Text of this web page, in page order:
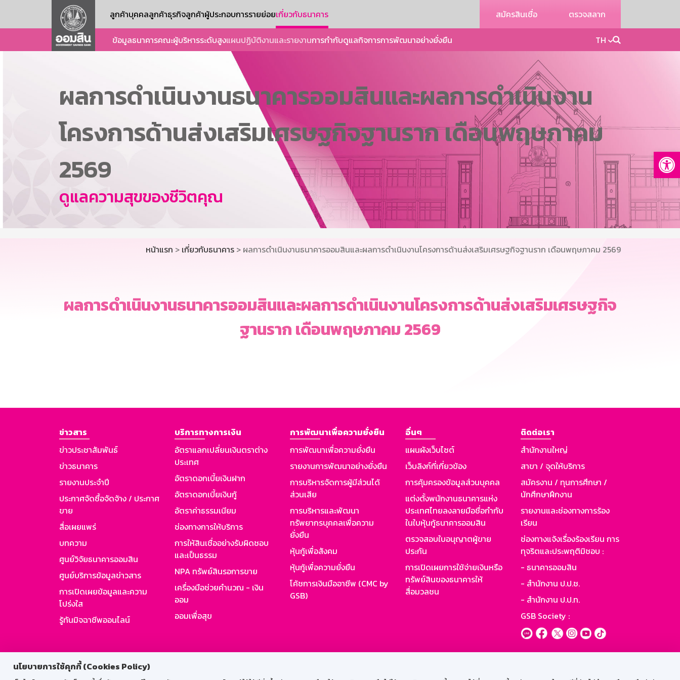
นโยบายการใช้คุกกี้ (Cookies Policy)
ลูกค้าบุคคลลูกค้าธุรกิจลูกค้าผู้ประกอบการรายย่อยเกี่ยวกับธนาคาร สมัครสินเชื่อ ตรวจสลาก
ข้อมูลธนาคารคณะผู้บริหารระดับสูงแผนปฏิบัติงานและรายงานการกำกับดูแลกิจการการพัฒนาอย่างยั่งยืน TH
ผลการดำเนินงานธนาคารออมสินและผลการดำเนินงาน
โครงการด้านส่งเสริมเศรษฐกิจฐานราก เดือนพฤษภาคม
2569
ดูแลความสุขของชีวิตคุณ
หน้าแรก > เกี่ยวกับธนาคาร > ผลการดำเนินงานธนาคารออมสินและผลการดำเนินงานโครงการด้านส่งเสริมเศรษฐกิจฐานราก เดือนพฤษภาคม 2569
ผลการดำเนินงานธนาคารออมสินและผลการดำเนินงานโครงการด้านส่งเสริมเศรษฐกิจ
ฐานราก เดือนพฤษภาคม 2569
ข่าวสาร
ข่าวประชาสัมพันธ์
ข่าวธนาคาร
รายงานประจำปี
ประกาศจัดซื้อจัดจ้าง / ประกาศ
ขาย
สื่อเผยแพร่
บทความ
ศูนย์วิจัยธนาคารออมสิน
ศูนย์บริการข้อมูลข่าวสาร
การเปิดเผยข้อมูลและความ
โปร่งใส
รู้ทันมิจฉาชีพออนไลน์
บริการทางการเงิน
อัตราแลกเปลี่ยนเงินตราต่าง
ประเทศ
อัตราดอกเบี้ยเงินฝาก
อัตราดอกเบี้ยเงินกู้
อัตราค่าธรรมเนียม
ช่องทางการให้บริการ
การให้สินเชื่ออย่างรับผิดชอบ
และเป็นธรรม
NPA ทรัพย์สินรอการขาย
เครื่องมือช่วยคำนวณ - เงิน
ออม
ออมเพื่อสุข
การพัฒนาเพื่อความยั่งยืน
การพัฒนาเพื่อความยั่งยืน
รายงานการพัฒนาอย่างยั่งยืน
การบริหารจัดการผู้มีส่วนได้
ส่วนเสีย
การบริหารและพัฒนา
ทรัพยากรบุคคลเพื่อความ
ยั่งยืน
หุ้นกู้เพื่อสังคม
หุ้นกู้เพื่อความยั่งยืน
โค้ชการเงินมืออาชีพ (CMC by
GSB)
อื่นๆ
แผนผังเว็บไซต์
เว็บลิงก์ที่เกี่ยวข้อง
การคุ้มครองข้อมูลส่วนบุคคล
แต่งตั้งพนักงานธนาคารแห่ง
ประเทศไทยลงลายมือชื่อกำกับ
ในใบหุ้นกู้ธนาคารออมสิน
ตรวจสอบใบอนุญาตผู้ขาย
ประกัน
การเปิดเผยการใช้จ่ายเงินหรือ
ทรัพย์สินของธนาคารให้
สื่อมวลชน
ติดต่อเรา
สำนักงานใหญ่
สาขา / จุดให้บริการ
สมัครงาน / ทุนการศึกษา /
นักศึกษาฝึกงาน
รายงานและช่องทางการร้อง
เรียน
ช่องทางแจ้งเรื่องร้องเรียน การ
ทุจริตและประพฤติมิชอบ :
- ธนาคารออมสิน
- สำนักงาน ป.ป.ช.
- สำนักงาน ป.ป.ท.
GSB Society :